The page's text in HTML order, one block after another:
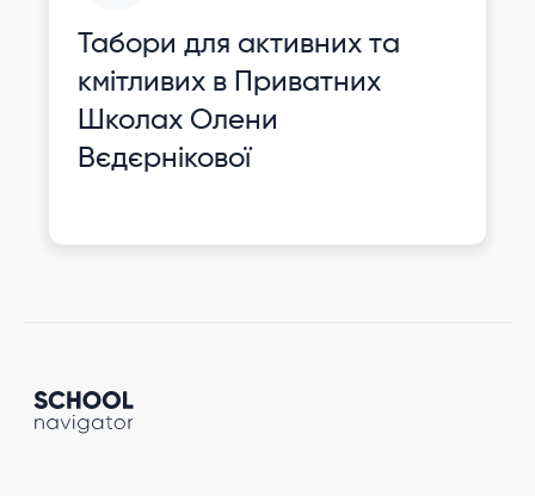
Табори для активних та
кмітливих в Приватних
Школах Олени
Вєдєрнікової